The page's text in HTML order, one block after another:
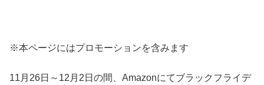
※本ページにはプロモーションを含みます
11月26日～12月2日の間、Amazonにてブラックフライデ